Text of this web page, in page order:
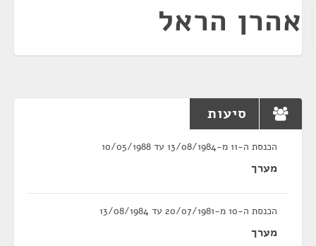
אהרן הראל
סיעות
הכנסת ה-11 מ-13/08/1984 עד 10/05/1988
מערך
הכנסת ה-10 מ-20/07/1981 עד 13/08/1984
מערך